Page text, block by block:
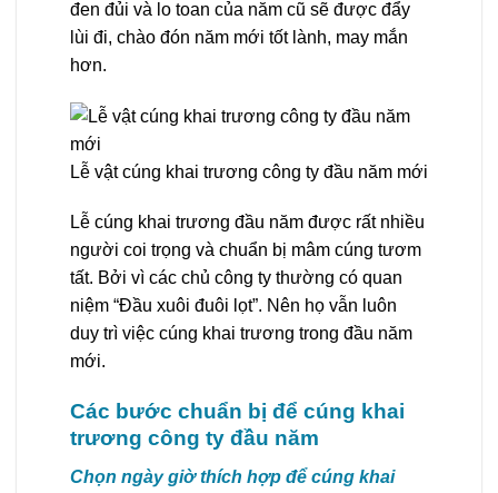
đen đủi và lo toan của năm cũ sẽ được đẩy
lùi đi, chào đón năm mới tốt lành, may mắn
hơn.
Lễ vật cúng khai trương công ty đầu năm mới
Lễ cúng khai trương đầu năm được rất nhiều
người coi trọng và chuẩn bị mâm cúng tươm
tất. Bởi vì các chủ công ty thường có quan
niệm “Đầu xuôi đuôi lọt”. Nên họ vẫn luôn
duy trì việc cúng khai trương trong đầu năm
mới.
Các bước chuẩn bị để cúng khai
trương công ty đầu năm
Chọn ngày giờ thích hợp để cúng khai